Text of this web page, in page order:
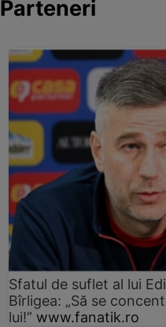
Parteneri
Sfatul de suflet al lui
Bîrligea: „Să se
lui!” www.fanatik.ro